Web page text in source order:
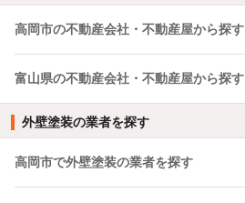
高岡市の不動産会社・不動産屋から探す
富山県の不動産会社・不動産屋から探す
外壁塗装の業者を探す
高岡市で外壁塗装の業者を探す